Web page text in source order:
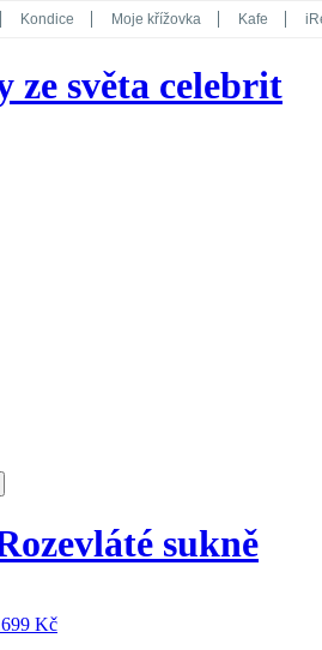
Kondice Moje křížovka Kafe
ze světa celebrit
sukně